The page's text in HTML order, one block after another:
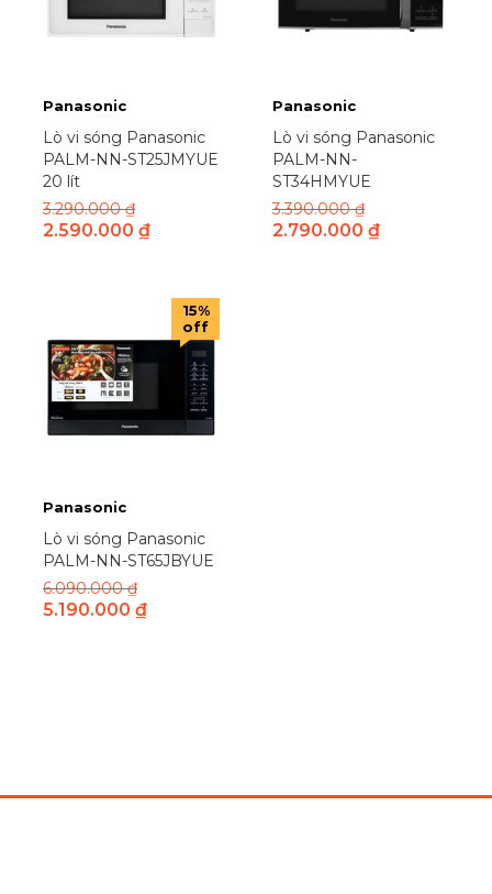
Panasonic
Lò vi sóng Panasonic
PALM-NN-ST25JMYUE
20 lít
3.290.000₫
2.590.000 ₫
Panasonic
Lò vi sóng Panasonic
PALM-NN-
ST34HMYUE
3.390.000₫
2.790.000 ₫
15%
off
Panasonic
Lò vi sóng Panasonic
PALM-NN-ST65JBYUE
6.090.000₫
5.190.000 ₫